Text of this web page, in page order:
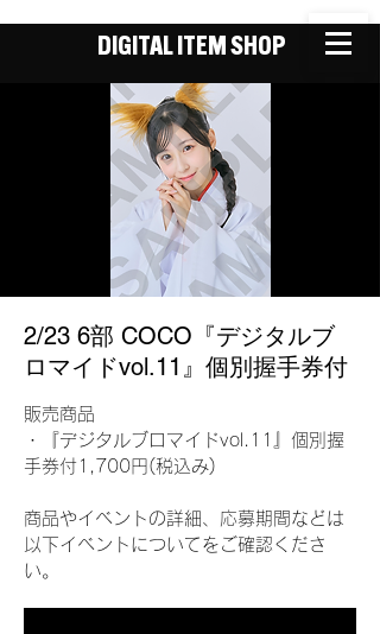
DIGITAL ITEM SHOP
2/23 6部 COCO『デジタルブ
ロマイドvol.11』個別握手券付
販売商品
・『デジタルブロマイドvol.11』個別握
手券付1,700円(税込み)
商品やイベントの詳細、応募期間などは
以下イベントについてをご確認くださ
い。